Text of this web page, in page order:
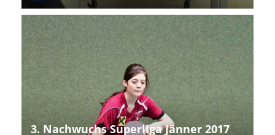
3. Nachwuchs Superliga Jänner 2017